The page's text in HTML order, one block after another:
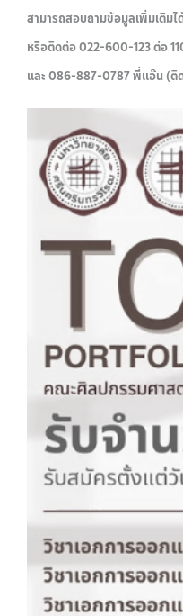
สามารถสอบถามข้อมูลเพิ่มเติม
หรือติดต่อ 022-600-123 ต่อ
และ 086-887-0787 พี่แอ๊น (ติด